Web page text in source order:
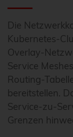
Die
Kubernetes-
Overlay-
Service
Routing-
bereitstellen.
Service-zu-
Grenzen